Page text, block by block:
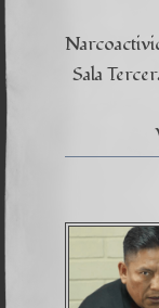
Sala